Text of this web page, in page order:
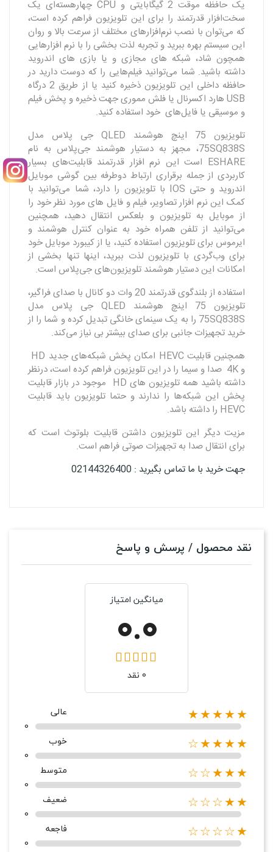
یک حافظه موقت 2 گیگابایتی و CPU چهارهسته‌ای یک
سخت‌افزار قدرتمند را برای این تلویزیون فراهم کرده است،
که می‌توان با نصب نرم‌افزار‌های مختلف از سرعت بالا و روان
این سیستم بهره ببرید و تجربه لذت بخشی را با نرم افزار‌هایی
همچون شاد، شبکه های مجازی و یا بازی های اندروید
داشته باشید. شما می‌توانید فیلم‌هایی را که دوست دارید در
حافظه داخلی این تلویزیون ذخیره کنید یا از طریق 2 درگاه
USB هارد اکسرنال یا فلش مموری جهت ذخیره و پخش فیلم
و موسیقی یا فایل‌های خود استفاده کنید.
تلویزیون 75 اینچ هوشمند QLED جی پلاس مدل
75SQ838S، مجهز به دستیار هوشمند جی‌پلاس به نام
ESHARE است این نرم افزار قدرتمند قابلیت‌های بسیار
کاربردی از جمله برقراری ارتباط دوطرفه بین گوشی موبایل
اندروید و حتی IOS با تلویزیون‌ را دارد، شما می‌توانید با
کمک این نرم افزار تصاویر، فیلم و فایل های مورد نظر خود را
از موبایل به تلویزیون و بلعکس انتقال دهید، همچنین
می‌توانید از تلفن همراه خود به عنوان کنترل هوشمند و
ایرموس برای تلویزیون استفاده کنید، یا از کیبورد موبایل خود
برای وب‌گردی با تلویزیون لذت ببرید، اینها تنها بخشی از
امکانات این دستیار هوشمند تلویزیون‌های جی‌پلاس است.
استفاده از بلندگوی قدرتمند 20 وات دو کانال با صدای فراگیر،
تلویزیون 75 اینچ هوشمند QLED جی پلاس مدل
75SQ838S را به یک سینمای خانگی تبدیل کرده و شما را از
خرید تجهیزات جانبی برای صدای بیشتر بی نیاز می‌کند.
و 4K صدا و سیما را در این تلویزیون فراهم کرده است، درنظر
داشته باشید همه تلویزیون های HD موجود در بازار قابلیت
پخش این شبکه‌ها را ندارند و حتما تلویزیون باید قابلیت
HEVC را داشته باشد.
مزیت دیگر این تلویزیون داشتن قابلیت بلوتوث است که
برای انتقال صدا به تجهیزات صوتی فراهم است.
جهت خرید با ما تماس بگیرید : 02144326400
نقد محصول / پرسش و پاسخ
میانگین امتیاز
0.0
0 نقد
★★★★★
عالی
0
★★★★☆
خوب
0
★★★☆☆
متوسط
0
★★☆☆☆
ضعیف
0
★☆☆☆☆
فاجعه
0